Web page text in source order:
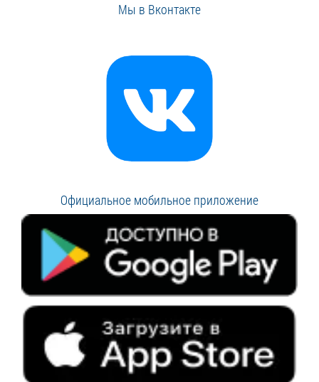
Мы в Вконтакте
Официальное мобильное приложение